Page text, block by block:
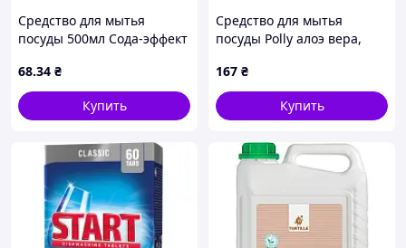
Средство для мытья
посуды 500мл Сода-эффект
68.34 ₴
Купить
Средство для мытья
посуды Polly алоэ вера,
167 ₴
Купить